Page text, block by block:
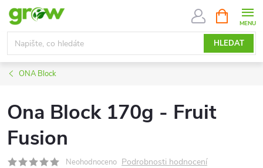
Přejít
obsah
HLEDAT
NÁKUPNÍ
KOŠÍK
ONA Block
Ona Block 170g - Fruit
Fusion
Neohodnoceno Podrobnosti hodnocení